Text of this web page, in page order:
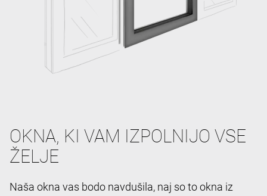
OKNA, KI VAM IZPOLNIJO VSE
ŽELJE
Naša okna vas bodo navdušila, naj so to okna iz